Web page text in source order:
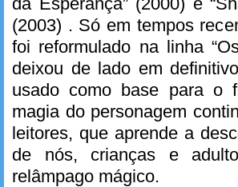
(2003) . Só em tempos
foi reformulado na linha
deixou de lado em
usado como base para o
magia do personagem
leitores, que aprende a
de nós, crianças e
relâmpago mágico.